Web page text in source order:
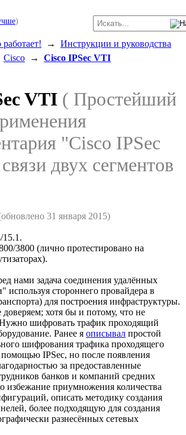
)
работает! → Инструкции и руководства
Cisco → Cisco IPSec VTI
VTI ( Простейший
"Cisco IPSec
двух сегментов
31 января 2015)
15.1.
3800 (лично протестировано на
нами задача соединения удалённых
используя стороннего провайдера в
для построения инфраструктуры.
хотя бы и потому, что не
шифровать трафик проходящий
Ранее я описывал простой
шифрования трафика проходящего
помощью IPSec, но после появления
за предоставленные
банков и компаний средних
избежание приумножения количества
описать методику создания
более подходящую для создания
разнесённых сетевых